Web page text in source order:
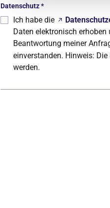
Datenschutz*
Ich habe die
Daten elektronisch
Beantwortung meiner
einverstanden. Hinweis:
werden.